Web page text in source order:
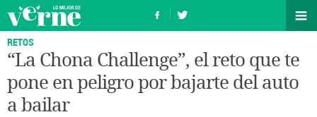
RETOS
“La Chona Challenge”, el reto que te
pone en peligro por bajarte del auto
a bailar